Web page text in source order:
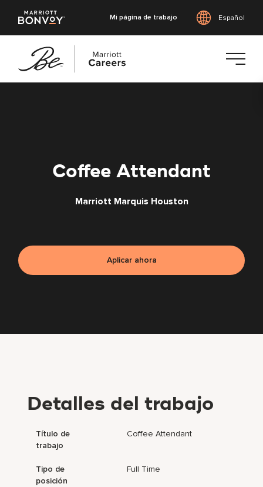
Mi página de trabajo Español
Coffee Attendant
Marriott Marquis Houston
Aplicar ahora
Detalles del trabajo
Título de
trabajo
Coffee Attendant
Tipo de
posición
Full Time